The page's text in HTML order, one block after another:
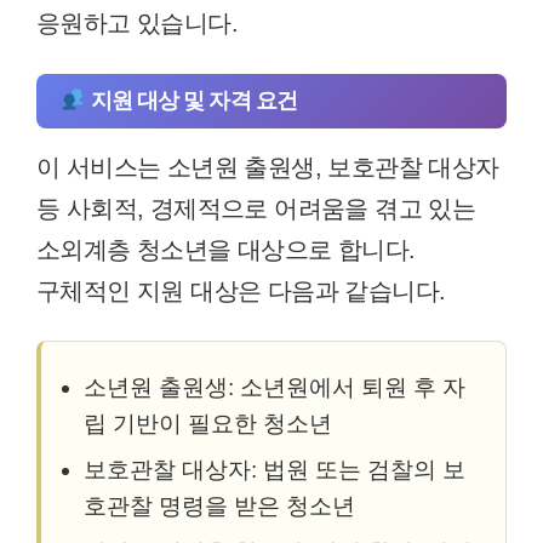
응원하고 있습니다.
지원 대상 및 자격 요건
이 서비스는 소년원 출원생, 보호관찰 대상자
등 사회적, 경제적으로 어려움을 겪고 있는
소외계층 청소년을 대상으로 합니다.
구체적인 지원 대상은 다음과 같습니다.
소년원 출원생: 소년원에서 퇴원 후 자
립 기반이 필요한 청소년
보호관찰 대상자: 법원 또는 검찰의 보
호관찰 명령을 받은 청소년